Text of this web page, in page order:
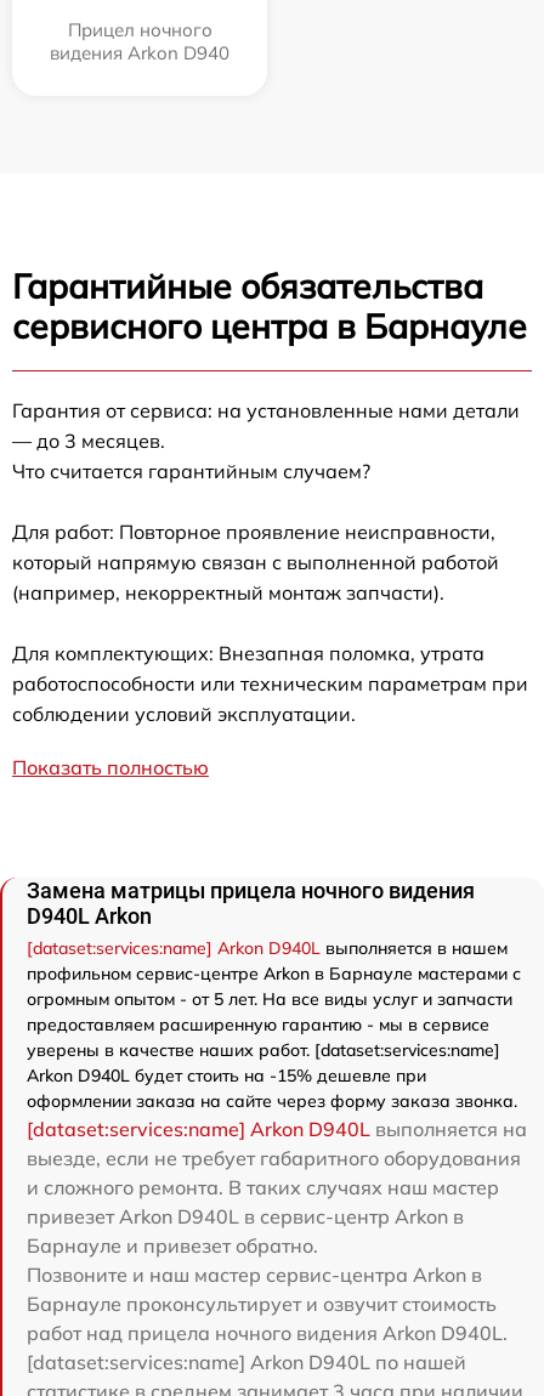
Прицел ночного
видения Arkon D940
Гарантийные обязательства
сервисного центра в Барнауле
Гарантия от сервиса: на установленные нами детали
— до 3 месяцев.
Что считается гарантийным случаем?
Для работ: Повторное проявление неисправности,
который напрямую связан с выполненной работой
(например, некорректный монтаж запчасти).
Для комплектующих: Внезапная поломка, утрата
работоспособности или техническим параметрам при
соблюдении условий эксплуатации.
Показать полностью
Замена матрицы прицела ночного видения
D940L Arkon
[dataset:services:name] Arkon D940L выполняется в нашем
профильном сервис-центре Arkon в Барнауле мастерами с
огромным опытом - от 5 лет. На все виды услуг и запчасти
предоставляем расширенную гарантию - мы в сервисе
уверены в качестве наших работ. [dataset:services:name]
Arkon D940L будет стоить на -15% дешевле при
оформлении заказа на сайте через форму заказа звонка.
[dataset:services:name] Arkon D940L выполняется на
выезде, если не требует габаритного оборудования
и сложного ремонта. В таких случаях наш мастер
привезет Arkon D940L в сервис-центр Arkon в
Барнауле и привезет обратно.
Позвоните и наш мастер сервис-центра Arkon в
Барнауле проконсультирует и озвучит стоимость
работ над прицела ночного видения Arkon D940L.
[dataset:services:name] Arkon D940L по нашей